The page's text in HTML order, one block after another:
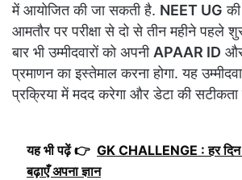
में आयोजित की जा सकती है. NEET UG
आमतौर पर परीक्षा से दो से तीन महीने पहले
बार भी उम्मीदवारों को अपनी APAAR ID
प्रमाणन का इस्तेमाल करना होगा. यह
प्रक्रिया में मदद करेगा और डेटा की सटीकता
यह भी पढ़ें 👉 GK CHALLENGE : हर
बढ़ाएँ अपना ज्ञान